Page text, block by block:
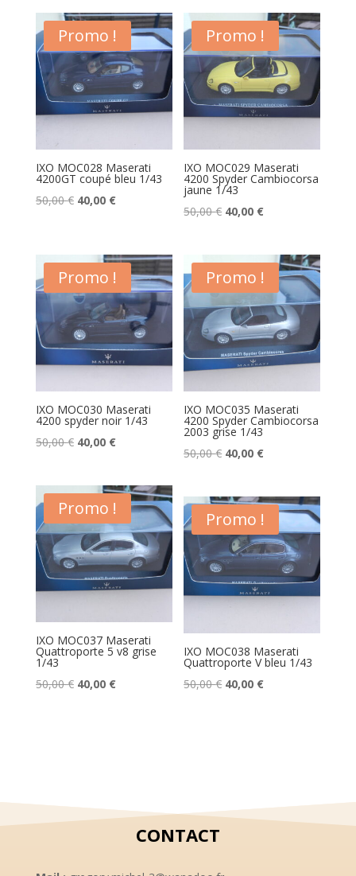
était :
50,00 €.
est :
40,00 €.
Promo !
IXO MOC028 Maserati
4200GT coupé bleu 1/43
50,00€ Le
était :
50,00 €.
40,00 €Le
est :
40,00 €.
Promo !
IXO MOC029 Maserati
4200 Spyder Cambiocorsa
jaune 1/43
50,00€ Le
était :
50,00 €.
40,00 €Le
actuel
est :
40,00 €.
Promo !
IXO MOC030 Maserati
4200 spyder noir 1/43
50,00€ Le
initial
était :
50,00 €.
40,00 €Le
actuel
est :
40,00 €.
Promo !
IXO MOC035 Maserati
4200 Spyder Cambiocorsa
2003 grise 1/43
50,00€ Le
initial
était :
50,00 €.
40,00 €Le
actuel
est :
40,00 €.
Promo !
IXO MOC037 Maserati
Quattroporte 5 v8 grise
1/43
50,00€ Le
40,00 €Le
Promo !
IXO MOC038 Maserati
Quattroporte V bleu 1/43
50,00€ Le
40,00 €Le
CONTACT